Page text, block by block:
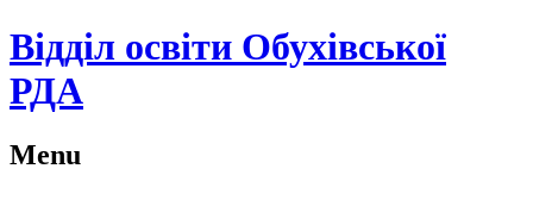
Відділ освіти Обухівської
РДА
Menu